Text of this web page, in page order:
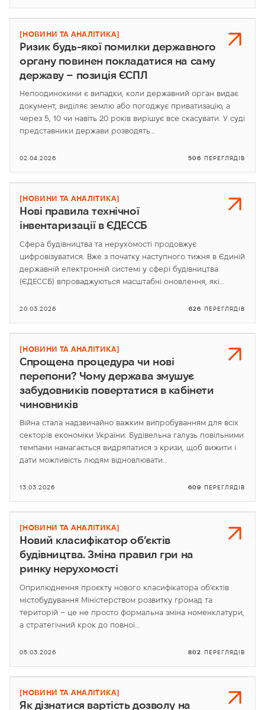
[НОВИНИ ТА АНАЛІТИКА]
Ризик будь-якої помилки державного
органу повинен покладатися на саму
державу – позиція ЄСПЛ
Непоодинокими є випадки, коли державний орган видає
документ, виділяє землю або погоджує приватизацію, а
через 5, 10 чи навіть 20 років вирішує все скасувати. У суді
представники держави розводять…
02.04.2026 506 ПЕРЕГЛЯДІВ
[НОВИНИ ТА АНАЛІТИКА]
Нові правила технічної
інвентаризації в ЄДЕССБ
Сфера будівництва та нерухомості продовжує
цифровізуватися. Вже з початку наступного тижня в Єдиній
державній електронній системі у сфері будівництва
(ЄДЕССБ) впроваджуються масштабні оновлення, які…
20.03.2026 626 ПЕРЕГЛЯДІВ
[НОВИНИ ТА АНАЛІТИКА]
Спрощена процедура чи нові
перепони? Чому держава змушує
забудовників повертатися в кабінети
чиновників
Війна стала надзвичайно важким випробуванням для всіх
секторів економіки України. Будівельна галузь повільними
темпами намагається видряпатися з кризи, щоб вижити і
дати можливість людям відновлювати…
13.03.2026 609 ПЕРЕГЛЯДІВ
[НОВИНИ ТА АНАЛІТИКА]
Новий класифікатор об’єктів
будівництва. Зміна правил гри на
ринку нерухомості
Оприлюднення проєкту нового класифікатора об’єктів
містобудування Міністерством розвитку громад та
територій – це не просто формальна зміна номенклатури,
а стратегічний крок до повної…
05.03.2026 802 ПЕРЕГЛЯДІВ
[НОВИНИ ТА АНАЛІТИКА]
Як дізнатися вартість дозволу на